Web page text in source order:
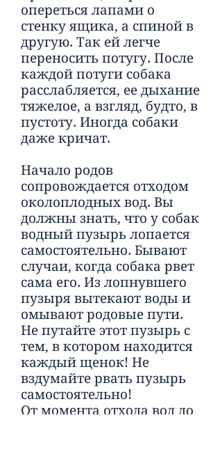
опереться лапами о
стенку ящика, а спиной в
другую. Так ей легче
переносить потугу. После
каждой потуги собака
расслабляется, ее дыхание
тяжелое, а взгляд, будто, в
пустоту. Иногда собаки
даже кричат.
Начало родов
сопровождается отходом
околоплодных вод. Вы
должны знать, что у собак
водный пузырь лопается
самостоятельно. Бывают
случаи, когда собака рвет
сама его. Из лопнувшего
пузыря вытекают воды и
омывают родовые пути.
Не путайте этот пузырь с
тем, в котором находится
каждый щенок! Не
вздумайте рвать пузырь
самостоятельно!
От момента отхода вод до